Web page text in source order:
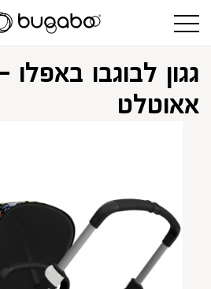
גגון לבוגבו
אאוטלט